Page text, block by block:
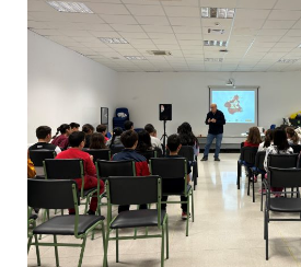
Jóvenes
Agricultores
la
Región
Murcia
(ASAJA)